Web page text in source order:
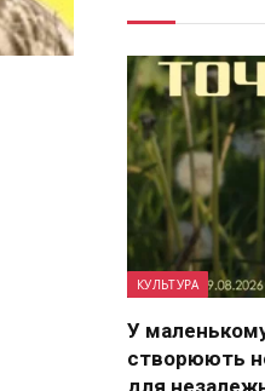
КУЛЬТУРА
У
створюють
для